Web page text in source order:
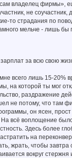
владелец фирмы»,
не
то страдания по
мельче - лишь
за всю свою
всего лишь 15-20%
на которой ты мог
раздражение
не потому, что там
он ясен, прост
всё воплощение
Здесь более
на
жрать, чтобы
вокруг